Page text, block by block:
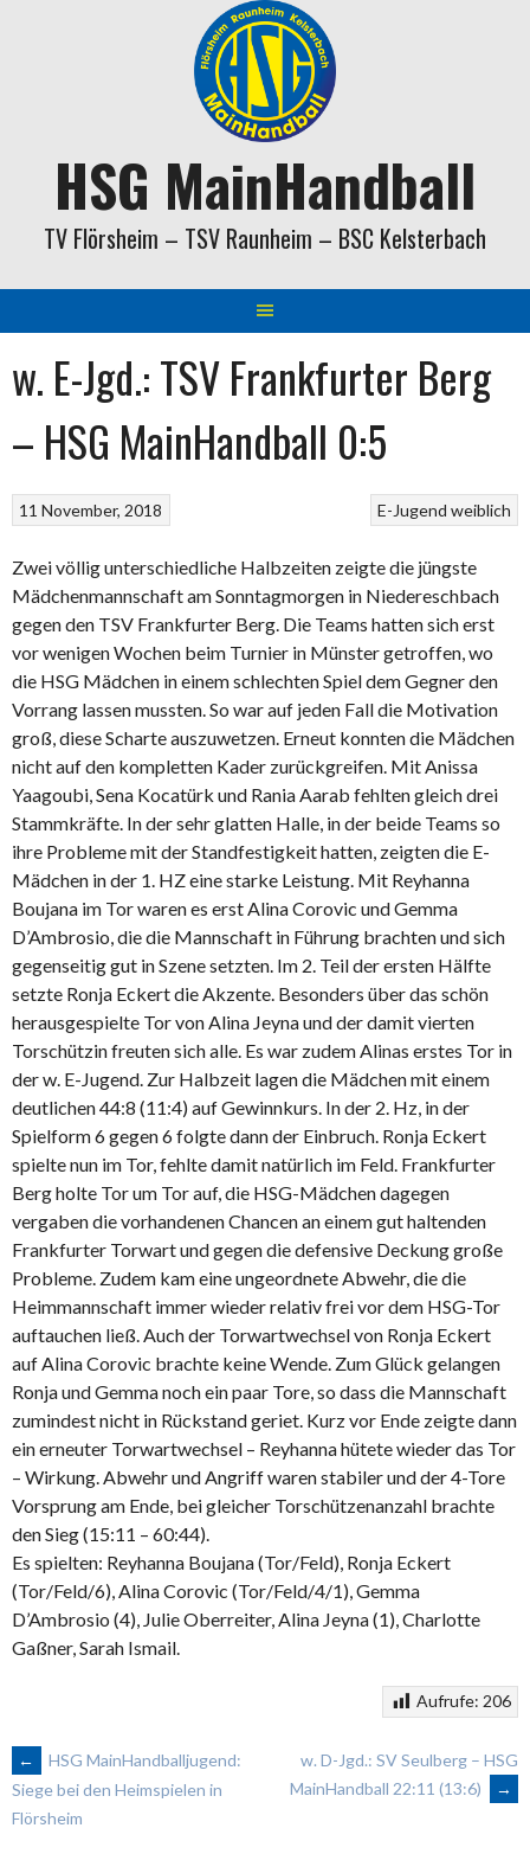
HSG MainHandball
TV Flörsheim – TSV Raunheim – BSC Kelsterbach
w. E-Jgd.: TSV Frankfurter Berg
– HSG MainHandball 0:5
E-Jugend weiblich
11 November, 2018
Zwei völlig unterschiedliche Halbzeiten zeigte die jüngste
Mädchenmannschaft am Sonntagmorgen in Niedereschbach
gegen den TSV Frankfurter Berg. Die Teams hatten sich erst
vor wenigen Wochen beim Turnier in Münster getroffen, wo
die HSG Mädchen in einem schlechten Spiel dem Gegner den
Vorrang lassen mussten. So war auf jeden Fall die Motivation
groß, diese Scharte auszuwetzen. Erneut konnten die Mädchen
nicht auf den kompletten Kader zurückgreifen. Mit Anissa
Yaagoubi, Sena Kocatürk und Rania Aarab fehlten gleich drei
Stammkräfte. In der sehr glatten Halle, in der beide Teams so
ihre Probleme mit der Standfestigkeit hatten, zeigten die E-
Mädchen in der 1. HZ eine starke Leistung. Mit Reyhanna
Boujana im Tor waren es erst Alina Corovic und Gemma
D’Ambrosio, die die Mannschaft in Führung brachten und sich
gegenseitig gut in Szene setzten. Im 2. Teil der ersten Hälfte
setzte Ronja Eckert die Akzente. Besonders über das schön
herausgespielte Tor von Alina Jeyna und der damit vierten
Torschützin freuten sich alle. Es war zudem Alinas erstes Tor in
der w. E-Jugend. Zur Halbzeit lagen die Mädchen mit einem
deutlichen 44:8 (11:4) auf Gewinnkurs. In der 2. Hz, in der
Spielform 6 gegen 6 folgte dann der Einbruch. Ronja Eckert
spielte nun im Tor, fehlte damit natürlich im Feld. Frankfurter
Berg holte Tor um Tor auf, die HSG-Mädchen dagegen
vergaben die vorhandenen Chancen an einem gut haltenden
Frankfurter Torwart und gegen die defensive Deckung große
Probleme. Zudem kam eine ungeordnete Abwehr, die die
Heimmannschaft immer wieder relativ frei vor dem HSG-Tor
auftauchen ließ. Auch der Torwartwechsel von Ronja Eckert
auf Alina Corovic brachte keine Wende. Zum Glück gelangen
Ronja und Gemma noch ein paar Tore, so dass die Mannschaft
zumindest nicht in Rückstand geriet. Kurz vor Ende zeigte dann
ein erneuter Torwartwechsel – Reyhanna hütete wieder das Tor
– Wirkung. Abwehr und Angriff waren stabiler und der 4-Tore
Vorsprung am Ende, bei gleicher Torschützenanzahl brachte
den Sieg (15:11 – 60:44).
Es spielten: Reyhanna Boujana (Tor/Feld), Ronja Eckert
(Tor/Feld/6), Alina Corovic (Tor/Feld/4/1), Gemma
D’Ambrosio (4), Julie Oberreiter, Alina Jeyna (1), Charlotte
Gaßner, Sarah Ismail.
Aufrufe: 206
ARTIKEL-
NAVIGATION
←
HSG MainHandballjugend:
Siege bei den Heimspielen in
Flörsheim
w. D-Jgd.: SV Seulberg – HSG
MainHandball 22:11 (13:6)
→